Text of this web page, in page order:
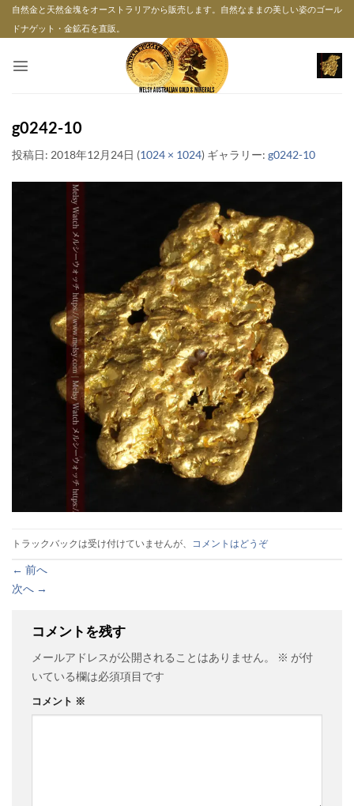
Skip自然金と天然金塊をオーストラリアから販売します。自然なままの美しい姿のゴール
ドナゲット・金鉱石を直販。
g0242-10
投稿日: 2018年12月24日 (1024 × 1024) ギャラリー: g0242-10
トラックバックは受け付けていませんが、 コメントはどうぞ
← 前へ
次へ →
コメントを残す
メールアドレスが公開されることはありません。 ※ が付
いている欄は必須項目です
コメント ※